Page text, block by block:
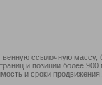
ссылочную
и позиции более
и сроки продвижения.